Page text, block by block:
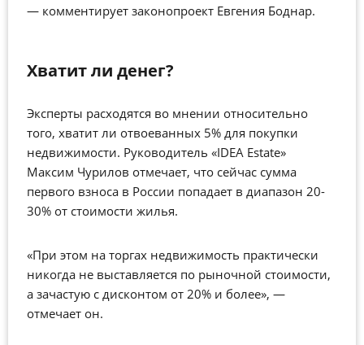
— комментирует законопроект Евгения Боднар.
Хватит ли денег?
Эксперты расходятся во мнении относительно
того, хватит ли отвоеванных 5% для покупки
недвижимости. Руководитель «IDEA Estate»
Максим Чурилов отмечает, что сейчас сумма
первого взноса в России попадает в диапазон 20-
30% от стоимости жилья.
«При этом на торгах недвижимость практически
никогда не выставляется по рыночной стоимости,
а зачастую с дисконтом от 20% и более», —
отмечает он.